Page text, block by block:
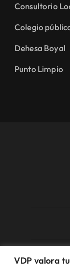
VDP valora
Consultorio
Colegio
Dehesa Boyal
Punto Limpio